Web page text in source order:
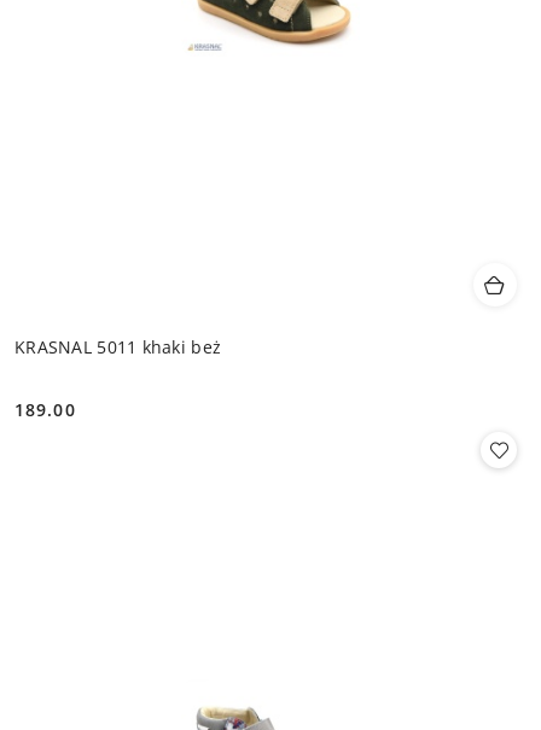
KRASNAL 5011 khaki beż
Cena:
189.00